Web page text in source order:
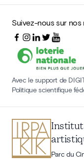
Suivez-nous sur nos
Avec le support de
Politique scientifique
Parc du